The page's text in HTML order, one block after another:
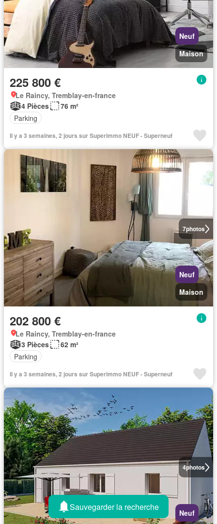
Neuf
Maison
225 800 €
Le Raincy, Tremblay-en-france
4 Pièces
76 m²
Parking
Il y a 3 semaines, 2 jours sur Superimmo NEUF - Superneuf
7photos
Neuf
Maison
202 800 €
Le Raincy, Tremblay-en-france
3 Pièces
62 m²
Parking
Il y a 3 semaines, 2 jours sur Superimmo NEUF - Superneuf
4photos
Neuf
Sauvegarder la recherche